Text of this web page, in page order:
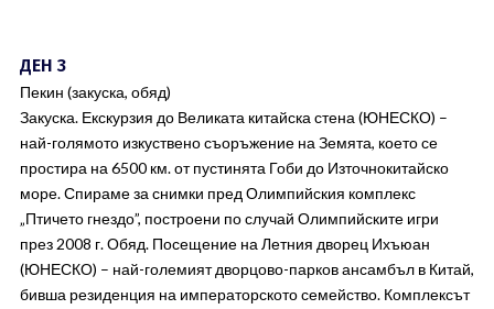
ДЕН 3
Пекин (закуска, обяд)
Закуска. Екскурзия до Великата китайска стена (ЮНЕСКО) –
най-голямото изкуствено съоръжение на Земята, което се
простира на 6500 км. от пустинята Гоби до Източнокитайско
море. Спираме за снимки пред Олимпийския комплекс
„Птичето гнездо”, построени по случай Олимпийските игри
през 2008 г. Обяд. Посещение на Летния дворец Ихъюан
(ЮНЕСКО) – най-големият дворцово-парков ансамбъл в Китай,
бивша резиденция на императорското семейство. Комплексът